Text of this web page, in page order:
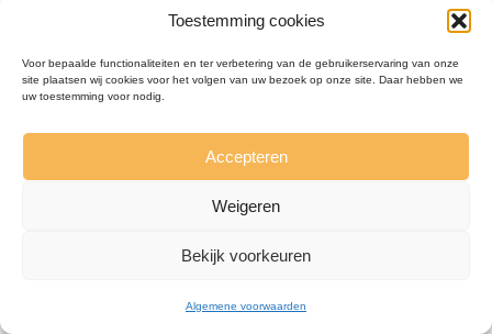
Toestemming cookies
Voor bepaalde functionaliteiten en ter verbetering van de gebruikerservaring van onze
site plaatsen wij cookies voor het volgen van uw bezoek op onze site. Daar hebben we
uw toestemming voor nodig.
Accepteren
Weigeren
Bekijk voorkeuren
Algemene voorwaarden
afgevraagd waarom ik die zo aantrekkelijk vind.
Volgens mij komt dat in elk geval deels door de kans
om de ongeredigeerde kant te zien van auteurs die
mij geïnspireerd hebben.
Cultuur, Kunst, Literatuur